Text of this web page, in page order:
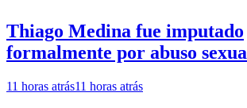
Thiago Medina fue imputado
formalmente por abuso
11 horas atrás11 horas atrás